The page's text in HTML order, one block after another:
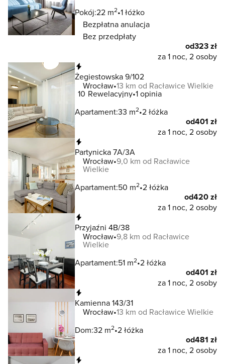
Pokój:22 m2 1 łóżko
Bezpłatna anulacja
Bez przedpłaty
od323 zł
za 1 noc, 2 osoby
Żegiestowska 9/102
Wrocław 13 km od Racławice Wielkie
10 Rewelacyjny 1 opinia
Apartament:33 m2 2 łóżka
od401 zł
za 1 noc, 2 osoby
Partynicka 7A/3A
Wrocław 9,0 km od Racławice
Wielkie
Apartament:50 m2 2 łóżka
od420 zł
za 1 noc, 2 osoby
Przyjaźni 4B/38
Wrocław 9,8 km od Racławice
Wielkie
Apartament:51 m2 2 łóżka
od401 zł
za 1 noc, 2 osoby
Kamienna 143/31
Wrocław 13 km od Racławice Wielkie
Dom:32 m2 2 łóżka
od481 zł
za 1 noc, 2 osoby